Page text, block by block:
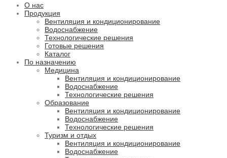
О нас
Продукция
Вентиляция и кондиционирование
Водоснабжение
Технологические решения
Готовые решения
Каталог
По назначению
Медицина
Вентиляция и кондиционирование
Водоснабжение
Технологические решения
Образование
Вентиляция и кондиционирование
Водоснабжение
Технологические решения
Туризм и отдых
Вентиляция и кондиционирование
Водоснабжение